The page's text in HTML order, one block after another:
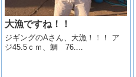
大漁ですね！！
ジギングのAさん、大漁！！！ ア
ジ45.5ｃｍ、鯛 76....